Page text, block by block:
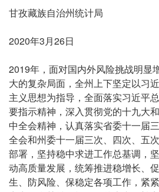
甘孜藏族自治州统计局
2020年3月26日
2019年，面对国内外风险挑战明显
大的复杂局面，全州上下坚定以习
主义思想为指导，全面落实习近平
要指示精神，深入贯彻党的十九大
中全会精神，认真落实省委十一届
全会和州委十一届三次、四次、五
部署，坚持稳中求进工作总基调，
动高质量发展，统筹推进稳增长、
生、防风险、保稳定各项工作，紧紧